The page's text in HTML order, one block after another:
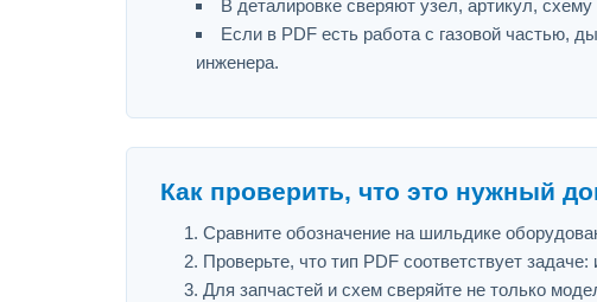
В деталировке сверяют узел, артикул,
Если в PDF есть работа с газовой частью,
инженера.
Как проверить, что это нужный
Сравните обозначение на шильдике
Проверьте, что тип PDF соответствует
Для запчастей и схем сверяйте не только